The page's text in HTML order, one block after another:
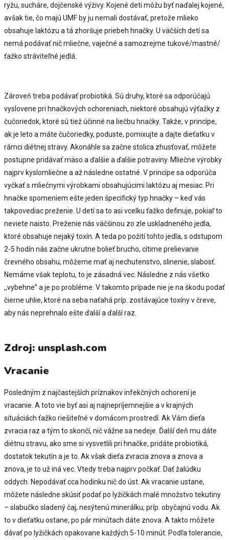
ryžu, sucháre, dojčenské výživy. Kojené deti môžu byť naďalej kojené,
avšak tie, čo majú UMF by ju nemali dostávať, pretože mlieko
obsahuje laktózu a tá zhoršuje priebeh hnačky. U väčších detí sa
nemá podávať nič mliečne, vaječné a samozrejme tukové/mastné/
ťažko stráviteľné jedlá.
Zároveň treba podávať probiotiká. Sú druhy, ktoré sa odporúčajú
vyslovene pri hnačkových ochoreniach, niektoré obsahujú výťažky z
čučoriedok, ktoré sú tiež účinné na liečbu hnačky. Takže, v princípe,
ak je leto a máte čučoriedky, poduste, pomixujte a dajte dieťatku v
rámci diétnej stravy. Akonáhle sa začne stolica zhusťovať, môžete
postupne pridávať mäso a ďalšie a ďalšie potraviny. Mliečne výrobky
najprv kyslomliečne a až následne ostatné. V princípe sa odporúča
vyčkať s mliečnymi výrobkami obsahujúcimi laktózu aj mesiac. Pri
hnačke spomeniem ešte jeden špecifický typ hnačky – keď vás
takpovediac preženie. U detí sa to asi vcelku ťažko definuje, pokiaľ to
neviete naisto. Preženie nás väčšinou zo zle uskladneného jedla,
ktoré obsahuje nejaký toxín. A teda po požití tohto jedla, s odstupom
2-5 hodín nás začne ukrutne bolieť brucho, cítime prelievanie
črevného obsahu, môžeme mať aj nechutenstvo, slinenie, slabosť.
Nemáme však teplotu, to je zásadná vec. Následne z nás všetko
,,vybehne” a je po probléme. V takomto prípade nie je na škodu podať
čierne uhlie, ktoré na seba naťahá príp. zostávajúce toxíny v čreve,
aby nás neprehnalo ešte ďalší a ďalší raz.
Zdroj: unsplash.com
Vracanie
Posledným z najčastejších príznakov infekčných ochorení je
vracanie. A toto vie byť asi aj najnepríjemnejšie a v krajných
situáciách ťažko riešiteľné v domácom prostredí. Ak Vám dieťa
zvracia raz a tým to skončí, nič vážne sa nedeje. Ďalší deň mu dáte
diétnu stravu, ako sme si vysvetlili pri hnačke, pridáte probiotiká,
dostatok tekutín a je to. Ak však dieťa zvracia znova a znova a
znova, je to už iná vec. Vtedy treba najprv počkať. Dať žalúdku
oddych. Nepodávať cca hodinku nič do úst. Ak vracanie ustane,
môžete následne skúsiť podať po lyžičkách malé množstvo tekutiny
– slabučko sladený čaj, nesýtenú minerálku, príp. obyčajnú vodu. Ak
to v dieťatku ostane, po pár minútach dáte znova. A takto môžete
dávať po lyžičkách opakovane každých 5-10 minút. Podľa tolerancie,